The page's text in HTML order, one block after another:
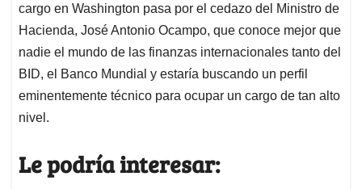
cargo en Washington pasa por el cedazo del Ministro de
Hacienda, José Antonio Ocampo, que conoce mejor que
nadie el mundo de las finanzas internacionales tanto del
BID, el Banco Mundial y estaría buscando un perfil
eminentemente técnico para ocupar un cargo de tan alto
nivel.
Le podría interesar: